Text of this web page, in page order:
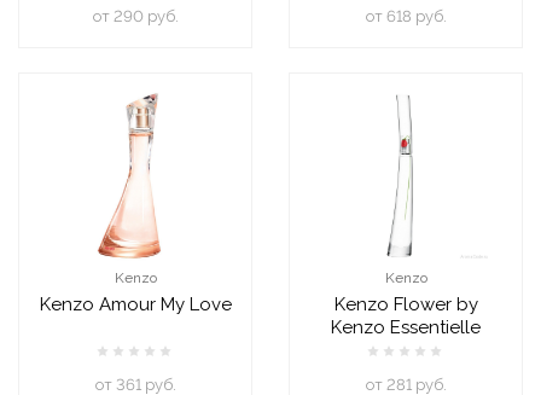
oт 290 руб. oт 618 руб.
Kenzo
Kenzo Amour My Love
oт 361 руб.
Kenzo
Kenzo Flower by
Kenzo Essentielle
oт 281 руб.